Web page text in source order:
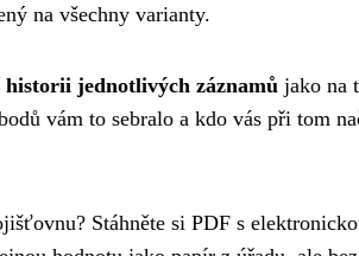
na všechny varianty.
jednotlivých záznamů jako na
vám to sebralo a kdo vás při tom
Stáhněte si PDF s